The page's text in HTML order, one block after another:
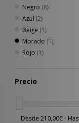
Negro (8)
Azul (2)
Beige (1)
Morado (1)
Rojo (1)
Precio